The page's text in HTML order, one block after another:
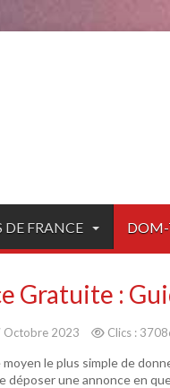
DE FRANCE
Gratuite :
Octobre 2023 Clics :
le plus simple de
une annonce en